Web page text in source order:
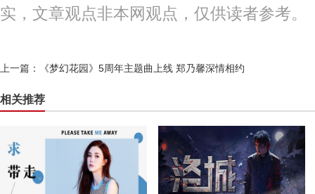
实，文章观点非本网观点，仅供读者参考。
上一篇： 《梦幻花园》5周年主题曲上线 郑乃馨深情相约
相关推荐